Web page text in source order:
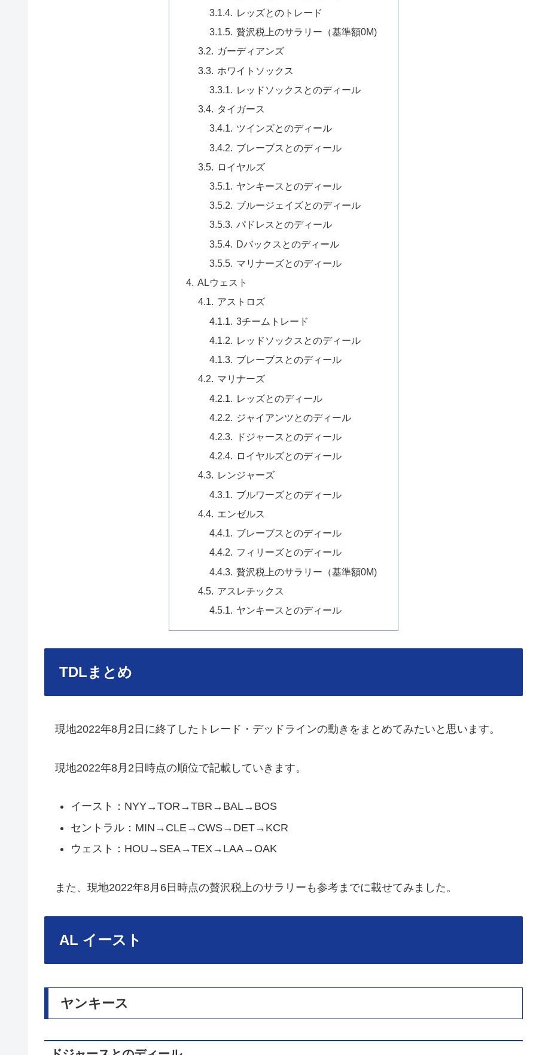
レッズとのトレード
贅沢税上のサラリー（基準額0M)
ガーディアンズ
ホワイトソックス
レッドソックスとのディール
タイガース
ツインズとのディール
ブレーブスとのディール
ロイヤルズ
ヤンキースとのディール
ブルージェイズとのディール
パドレスとのディール
Dバックスとのディール
マリナーズとのディール
ALウェスト
アストロズ
3チームトレード
レッドソックスとのディール
ブレーブスとのディール
マリナーズ
レッズとのディール
ジャイアンツとのディール
ドジャースとのディール
ロイヤルズとのディール
レンジャーズ
ブルワーズとのディール
エンゼルス
ブレーブスとのディール
フィリーズとのディール
贅沢税上のサラリー（基準額0M)
アスレチックス
ヤンキースとのディール
TDLまとめ
現地2022年8月2日に終了したトレード・デッドラインの動きをまとめてみたいと思います。
現地2022年8月2日時点の順位で記載していきます。
イースト：NYY→TOR→TBR→BAL→BOS
セントラル：MIN→CLE→CWS→DET→KCR
ウェスト：HOU→SEA→TEX→LAA→OAK
また、現地2022年8月6日時点の贅沢税上のサラリーも参考までに載せてみました。
AL イースト
ヤンキース